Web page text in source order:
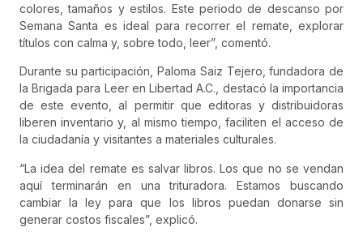
colores, tamaños y estilos. Este periodo de descanso por
Semana Santa es ideal para recorrer el remate, explorar
títulos con calma y, sobre todo, leer”, comentó.
Durante su participación, Paloma Saiz Tejero, fundadora de
la Brigada para Leer en Libertad A.C., destacó la importancia
de este evento, al permitir que editoras y distribuidoras
liberen inventario y, al mismo tiempo, faciliten el acceso de
la ciudadanía y visitantes a materiales culturales.
“La idea del remate es salvar libros. Los que no se vendan
aquí terminarán en una trituradora. Estamos buscando
cambiar la ley para que los libros puedan donarse sin
generar costos fiscales”, explicó.